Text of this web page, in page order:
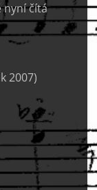
nyní čítá
2007)